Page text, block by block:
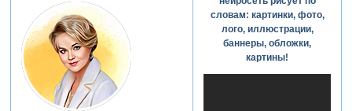
словам: картинки, фото,
лого, иллюстрации,
баннеры, обложки,
картины!